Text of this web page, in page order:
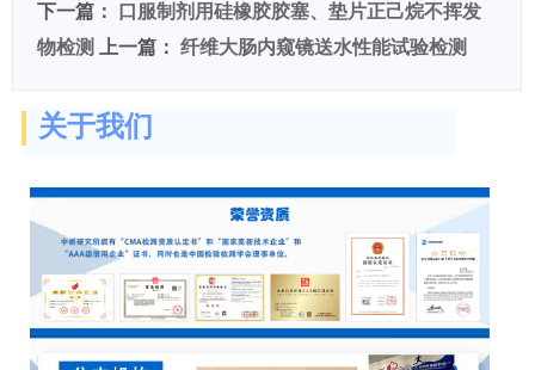
下一篇：
口服制剂用硅橡胶胶塞、垫片正己烷不挥发
物检测
上一篇： 纤维大肠内窥镜送水性能试验检测
关于我们